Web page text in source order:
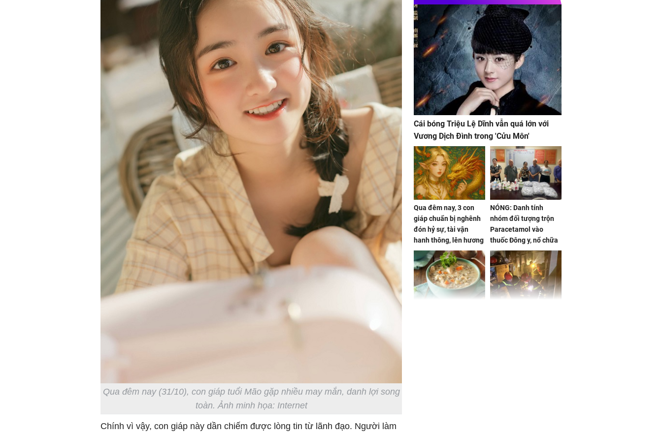
Qua đêm nay (31/10), con giáp tuổi Mão gặp nhiều may mắn, danh lợi song
toàn. Ảnh minh họa: Internet
Chính vì vậy, con giáp này dần chiếm được lòng tin từ lãnh đạo. Người làm
Cái bóng Triệu Lệ Dĩnh vẫn quá lớn với
Vương Dịch Đình trong 'Cửu Môn'
Qua đêm nay, 3 con
giáp chuẩn bị nghênh
đón hỷ sự, tài vận
hanh thông, lên hương
hóa Rồng hóa Phượng,
gom hết may mắn về
nhà
NÓNG: Danh tính
nhóm đối tượng trộn
Paracetamol vào
thuốc Đông y, nổ chữa
bách bệnh